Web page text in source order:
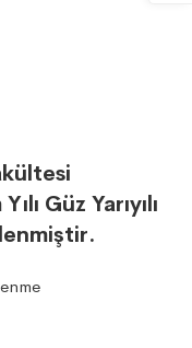
Güz Yarıyılı